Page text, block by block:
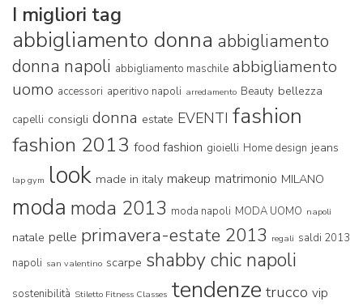
I migliori tag
abbigliamento donna abbigliamento
donna napoli abbigliamento maschile abbigliamento
uomo accessori aperitivo napoli arredamento Beauty bellezza
capelli consigli donna estate EVENTI fashion
fashion 2013 food fashion gioielli Home design jeans
lap gym look made in italy makeup matrimonio MILANO
moda moda 2013 moda napoli MODA UOMO napoli
natale pelle primavera-estate 2013 regali saldi 2013
napoli san valentino scarpe shabby chic napoli
sostenibilità Stiletto Fitness Classes tendenze trucco vip